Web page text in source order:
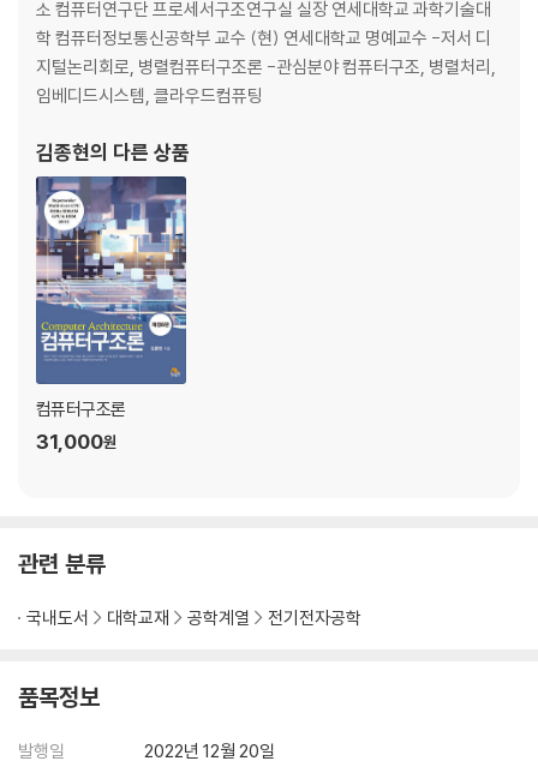
2.1 2진수 표현
2.2 8진수 및 16진수 표현
2.3 2진 산술 연산
2.3.1 2진 덧셈
2.3.3 2진 곱셈
2.3.4 2진 나눗셈
2.4 음수 표현
2.4.1 부호화-크기 표현
2.4.2 보수 표현
2.5 2의 보수 산술 연산
2.5.1 2의 보수 덧셈
2.5.2 2의 보수 뺄셈
2.6 각종 2진 코드들
2.6.1 10진수 표현을 위한 2진 코드들
2.6.2 그레이 코드
연습문제
CHAPTER 03 논리 게이트
3.1.2 OR 게이트
3.2.1 NAND 게이트
소 컴퓨터연구단 프로세서구조연구실 실장 연세대학교 과학기술대
학 컴퓨터정보통신공학부 교수 (현) 연세대학교 명예교수 -저서 디
지털논리회로, 병렬컴퓨터구조론 -관심분야 컴퓨터구조, 병렬처리,
임베디드시스템, 클라우드컴퓨팅
김종현의 다른 상품
컴퓨터구조론
31,000원
관련 분류
국내도서 대학교재 공학계열 전기전자공학
품목정보
발행일
2022년 12월 20일